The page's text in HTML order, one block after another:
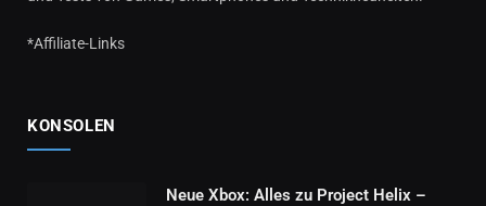
*Affiliate-Links
KONSOLEN
Neue Xbox: Alles zu Project Helix –